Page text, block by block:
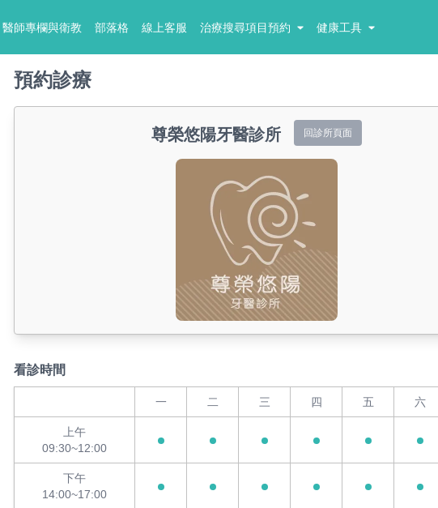
醫師專欄與衛教 部落格 線上客服 治療搜尋項目預約 健康工具
預約診療
尊榮悠陽牙醫診所 回診所頁面
看診時間
一 二 三 四 五 六
上午
09:30~12:00
下午
14:00~17:00